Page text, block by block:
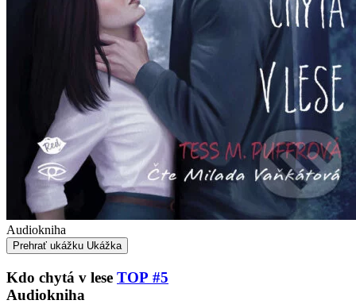
Audiokniha
Prehrať ukážku Ukážka
Kdo chytá v lese TOP #5
Audiokniha